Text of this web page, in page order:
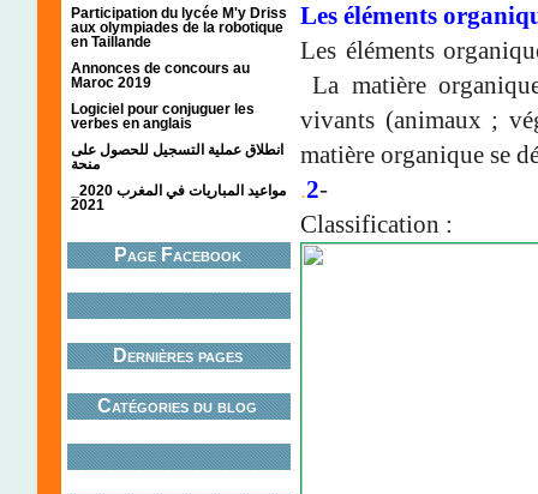
Participation du lycée M'y Driss
aux olympiades de la robotique
en Taillande
Annonces de concours au
Maroc 2019
Logiciel pour conjuguer les
verbes en anglais
انطلاق عملية التسجيل للحصول على
منحة
2021
Page Facebook
Dernières pages
Catégories du blog
Les éléments
Les éléments
La matière
vivants (animaux ;
matière organique se
.2-
Classification :